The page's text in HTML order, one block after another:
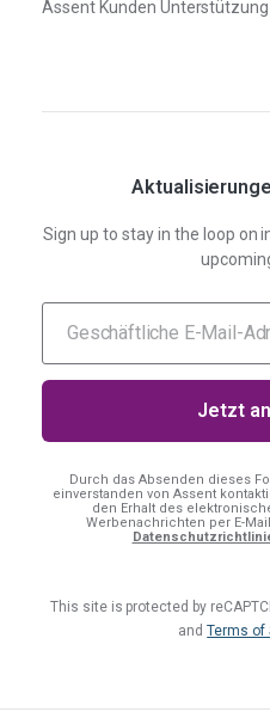
Assent Kunden Unterstützung
Sign up to stay in the loop on
Durch das Absenden dieses
einverstanden von Assent
den Erhalt des
Werbenachrichten per E-
This site is protected by
andTerms of